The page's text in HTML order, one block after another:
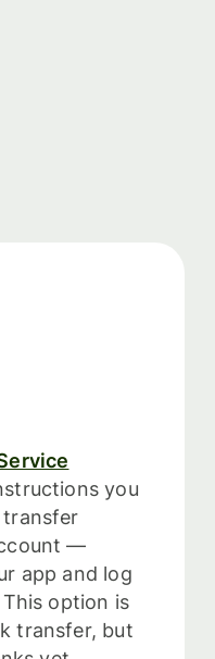
you
transfer
—
app and log
option is
transfer, but